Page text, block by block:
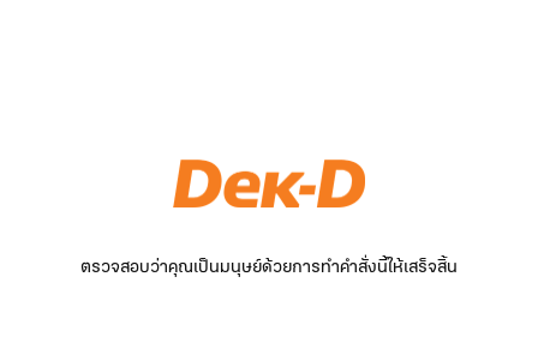
ตรวจสอบว่าคุณเป็นมนุษย์ด้วยการทำคำสั่งนี้ให้เสร็จสิ้น